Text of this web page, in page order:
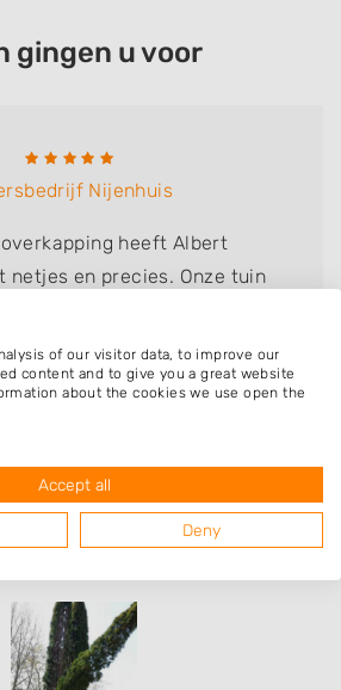
gingen u voor
Nijenhuis
heeft Albert
netjes en precies. Onze tuin
hoveniers uit de
met specialisatie
damwand
of our visitor data, to improve our
content and to give you a great website
about the cookies we use open the
Accept all
Deny